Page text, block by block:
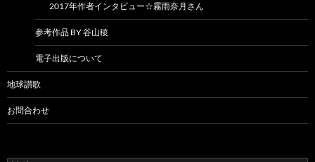
2017年作者インタビュー☆霧雨奈月さん
参考作品 BY 谷山稜
電子出版について
地球讃歌
お問合わせ